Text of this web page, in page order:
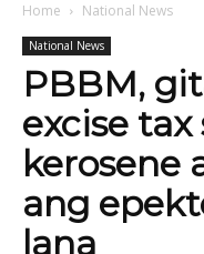
Home National News
National News
PBBM,
excise tax
kerosene
ang
lana